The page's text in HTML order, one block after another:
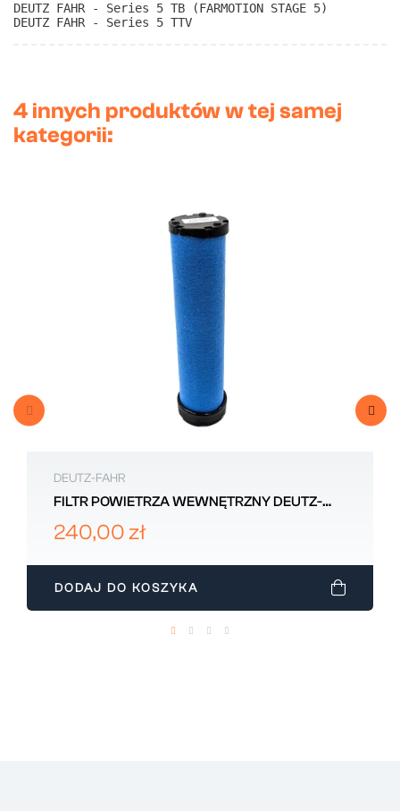
DEUTZ FAHR - Series 5 TB (FARMOTION STAGE 5)
DEUTZ FAHR - Series 5 TTV
4 innych produktów w tej samej
kategorii:
DEUTZ-FAHR
FILTR POWIETRZA WEWNĘTRZNY DEUTZ-
FAHR 001020940
240,00 zł
DODAJ DO KOSZYKA